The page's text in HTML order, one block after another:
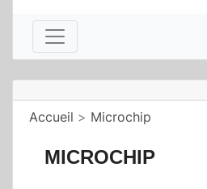
Accueil > Microchip
MICROCHIP